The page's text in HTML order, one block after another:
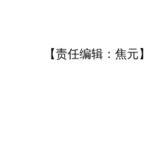
【责任编辑：焦元】